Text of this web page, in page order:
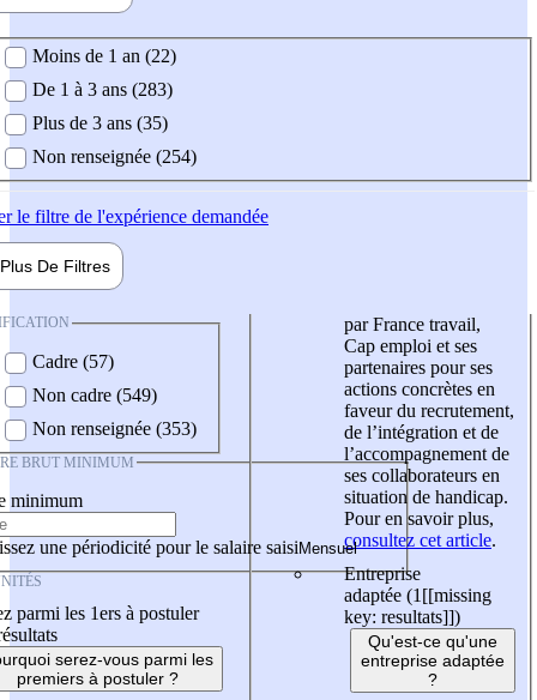
demandée
Moins de 1 an (22)
De 1 à 3 ans (283)
Plus de 3 ans (35)
Non renseignée (254)
le filtre de l'expérience demandée
Plus De Filtres
Cadre (57)
Non cadre (549)
Non renseignée (353)
BRUT MINIMUM
minimum
une périodicité pour le salaire saisi
parmi les 1ers à postuler
serez-vous parmi les
premiers à postuler ?
par France travail,
Cap emploi et ses
partenaires pour ses
actions concrètes en
faveur du recrutement,
de l’intégration et de
l’accompagnement de
ses collaborateurs en
situation de handicap.
Pour en savoir plus,
consultez cet article.
Entreprise
adaptée (1 [[missing
key: resultats]])
Qu'est-ce qu'une
entreprise adaptée
?